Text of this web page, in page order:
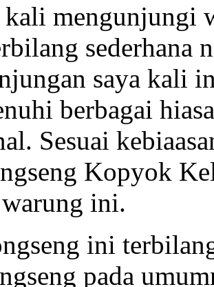
kali mengunjungi
sederhana
saya kali
berbagai
Sesuai
Kopyok
ini.
ini
pada